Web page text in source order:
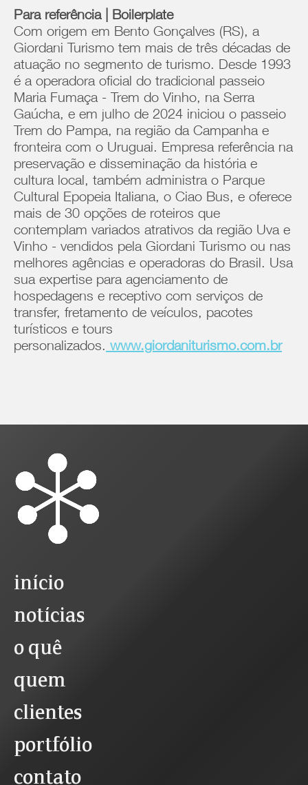
Para referência | Boilerplate
Com origem em Bento Gonçalves (RS), a
Giordani Turismo tem mais de três décadas de
atuação no segmento de turismo. Desde 1993
é a operadora oficial do tradicional passeio
Maria Fumaça - Trem do Vinho, na Serra
Gaúcha, e em julho de 2024 iniciou o passeio
Trem do Pampa, na região da Campanha e
fronteira com o Uruguai. Empresa referência na
preservação e disseminação da história e
cultura local, também administra o Parque
Cultural Epopeia Italiana, o Ciao Bus, e oferece
mais de 30 opções de roteiros que
contemplam variados atrativos da região Uva e
Vinho - vendidos pela Giordani Turismo ou nas
melhores agências e operadoras do Brasil. Usa
sua expertise para agenciamento de
hospedagens e receptivo com serviços de
transfer, fretamento de veículos, pacotes
turísticos e tours
personalizados. www.giordaniturismo.com.br
início
notícias
o quê
quem
clientes
portfólio
contato